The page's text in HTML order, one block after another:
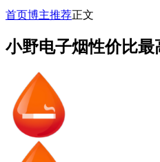
首页博主推荐正文
小野电子烟性价比最